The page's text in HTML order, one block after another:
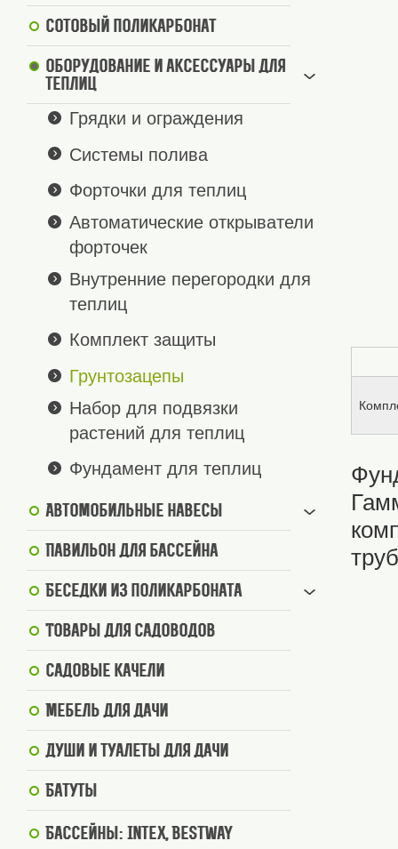
Сотовый поликарбонат
Оборудование и аксессуары для
теплиц
Грядки и ограждения
Системы полива
Форточки для теплиц
Автоматические открыватели
форточек
Внутренние перегородки для
теплиц
Комплект защиты
Грунтозацепы
Набор для подвязки
растений для теплиц
Фундамент для теплиц
Автомобильные навесы
Павильон для бассейна
Беседки из поликарбоната
Товары для садоводов
Садовые качели
Мебель для дачи
Души и туалеты для дачи
Батуты
Бассейны: Intex, BestWay